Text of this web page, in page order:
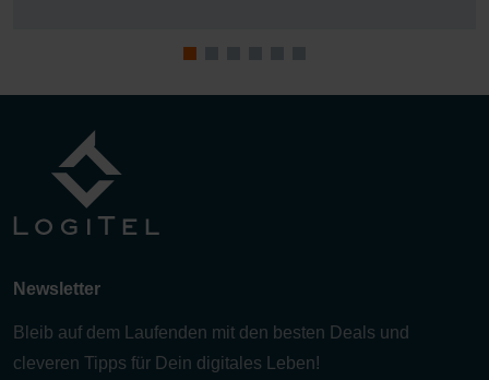
Newsletter
Bleib auf dem Laufenden mit den besten Deals und
cleveren Tipps für Dein digitales Leben!